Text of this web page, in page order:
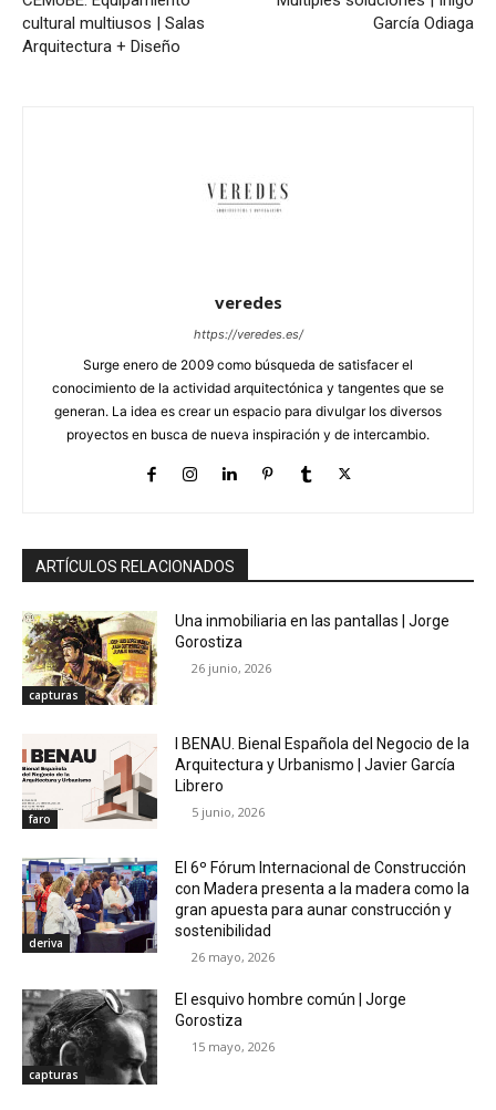
cultural multiusos | Salas
Arquitectura + Diseño
García Odiaga
veredes
https://veredes.es/
Surge enero de 2009 como búsqueda de satisfacer el
conocimiento de la actividad arquitectónica y tangentes que se
generan. La idea es crear un espacio para divulgar los diversos
proyectos en busca de nueva inspiración y de intercambio.
ARTÍCULOS RELACIONADOS
capturas
Una inmobiliaria en las pantallas | Jorge
Gorostiza
26 junio, 2026
faro
I BENAU. Bienal Española del Negocio de la
Arquitectura y Urbanismo | Javier García
Librero
5 junio, 2026
deriva
El 6º Fórum Internacional de Construcción
con Madera presenta a la madera como la
gran apuesta para aunar construcción y
sostenibilidad
26 mayo, 2026
capturas
El esquivo hombre común | Jorge
Gorostiza
15 mayo, 2026